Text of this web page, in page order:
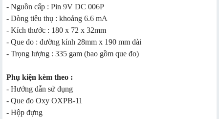
- Nguồn cấp : Pin 9V DC 006P
- Dòng tiêu thụ : khoảng 6.6 mA
- Kích thước : 180 x 72 x 32mm
- Que đo : đường kính 28mm x 190 mm dài
- Trọng lượng : 335 gam (bao gồm que đo)
Phụ kiện kèm theo :
- Hướng dẫn sử dụng
- Que đo Oxy OXPB-11
- Hộp đựng